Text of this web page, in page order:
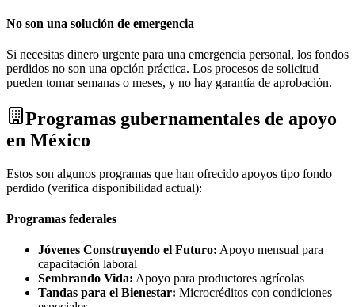
No son una solución de emergencia
Si necesitas dinero urgente para una emergencia personal, los fondos
perdidos no son una opción práctica. Los procesos de solicitud
pueden tomar semanas o meses, y no hay garantía de aprobación.
Programas gubernamentales de apoyo
en México
Estos son algunos programas que han ofrecido apoyos tipo fondo
perdido (verifica disponibilidad actual):
Programas federales
Jóvenes Construyendo el Futuro: Apoyo mensual para
capacitación laboral
Sembrando Vida: Apoyo para productores agrícolas
Tandas para el Bienestar: Microcréditos con condiciones